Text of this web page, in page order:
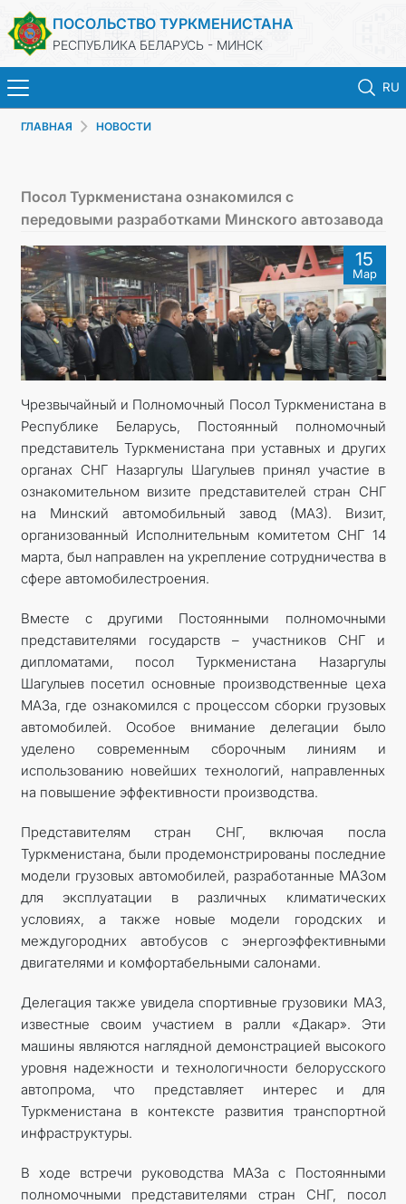
ПОСОЛЬСТВО ТУРКМЕНИСТАНА
РЕСПУБЛИКА БЕЛАРУСЬ - МИНСК
RU
КОНСУЛЬСКИЕ УСЛУГИ
МИД
КОНТАКТНЫЕ ДАННЫЕ
ГЛАВНАЯ НОВОСТИ
Посол Туркменистана ознакомился с
передовыми разработками Минского автозавода
15
Мар
Чрезвычайный и Полномочный Посол Туркменистана в
Республике Беларусь, Постоянный полномочный
представитель Туркменистана при уставных и других
органах СНГ Назаргулы Шагулыев принял участие в
ознакомительном визите представителей стран СНГ
на Минский автомобильный завод (МАЗ). Визит,
организованный Исполнительным комитетом СНГ 14
марта, был направлен на укрепление сотрудничества в
сфере автомобилестроения.
Вместе с другими Постоянными полномочными
представителями государств – участников СНГ и
дипломатами, посол Туркменистана Назаргулы
Шагулыев посетил основные производственные цеха
МАЗа, где ознакомился с процессом сборки грузовых
автомобилей. Особое внимание делегации было
уделено современным сборочным линиям и
использованию новейших технологий, направленных
на повышение эффективности производства.
Представителям стран СНГ, включая посла
Туркменистана, были продемонстрированы последние
модели грузовых автомобилей, разработанные МАЗом
для эксплуатации в различных климатических
условиях, а также новые модели городских и
междугородних автобусов с энергоэффективными
двигателями и комфортабельными салонами.
Делегация также увидела спортивные грузовики МАЗ,
известные своим участием в ралли «Дакар». Эти
машины являются наглядной демонстрацией высокого
уровня надежности и технологичности белорусского
автопрома, что представляет интерес и для
Туркменистана в контексте развития транспортной
инфраструктуры.
В ходе встречи руководства МАЗа с Постоянными
полномочными представителями стран СНГ, посол